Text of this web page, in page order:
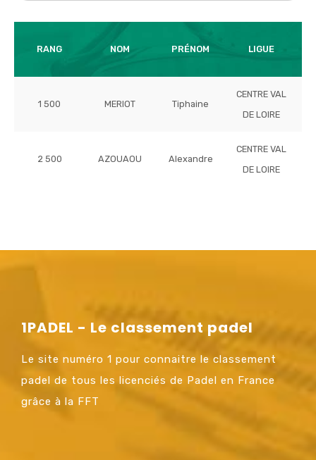
RANG NOM PRÉNOM LIGUE
1 500 MERIOT Tiphaine
CENTRE VAL
DE LOIRE
2 500 AZOUAOU Alexandre
CENTRE VAL
DE LOIRE
1PADEL - Le classement padel
Le site numéro 1 pour connaitre le classement
padel de tous les licenciés de Padel en France
grâce à la FFT